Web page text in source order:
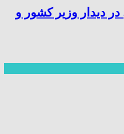
دیدار وزیر کشور و